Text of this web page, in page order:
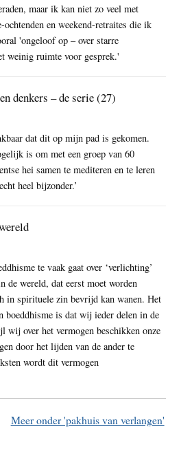
maar ik kan niet zo veel met
en weekend-retraites die ik
'ongeloof op – over starre
weinig ruimte voor gesprek.'
denkers – de serie (27)
dat dit op mijn pad is gekomen.
is om met een groep van 60
hei samen te mediteren en te leren
heel bijzonder.’
te vaak gaat over ‘verlichting’
de wereld, dat eerst moet worden
in spirituele zin bevrijd kan wanen. Het
boeddhisme is dat wij ieder delen in de
wij over het vermogen beschikken onze
door het lijden van de ander te
wordt dit vermogen
Meer onder 'pakhuis van verlangen'